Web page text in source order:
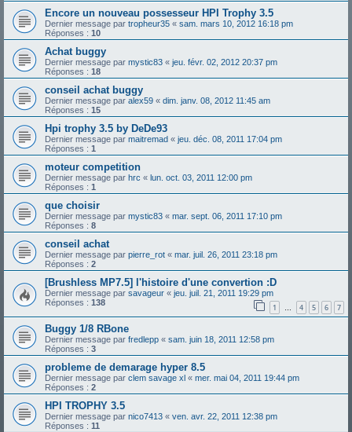
Encore un nouveau possesseur HPI Trophy 3.5
Dernier message par tropheur35 « sam. mars 10, 2012 16:18 pm
Réponses : 10
Achat buggy
Dernier message par mystic83 « jeu. févr. 02, 2012 20:37 pm
Réponses : 18
conseil achat buggy
Dernier message par alex59 « dim. janv. 08, 2012 11:45 am
Réponses : 15
Hpi trophy 3.5 by DeDe93
Dernier message par maitremad « jeu. déc. 08, 2011 17:04 pm
Réponses : 1
moteur competition
Dernier message par hrc « lun. oct. 03, 2011 12:00 pm
Réponses : 1
que choisir
Dernier message par mystic83 « mar. sept. 06, 2011 17:10 pm
Réponses : 8
conseil achat
Dernier message par pierre_rot « mar. juil. 26, 2011 23:18 pm
Réponses : 2
[Brushless MP7.5] l'histoire d'une convertion :D
Dernier message par savageur « jeu. juil. 21, 2011 19:29 pm
Réponses : 138 1 … 4 5 6 7
Buggy 1/8 RBone
Dernier message par fredlepp « sam. juin 18, 2011 12:58 pm
Réponses : 3
probleme de demarage hyper 8.5
Dernier message par clem savage xl « mer. mai 04, 2011 19:44 pm
Réponses : 2
HPI TROPHY 3.5
Dernier message par nico7413 « ven. avr. 22, 2011 12:38 pm
Réponses : 11